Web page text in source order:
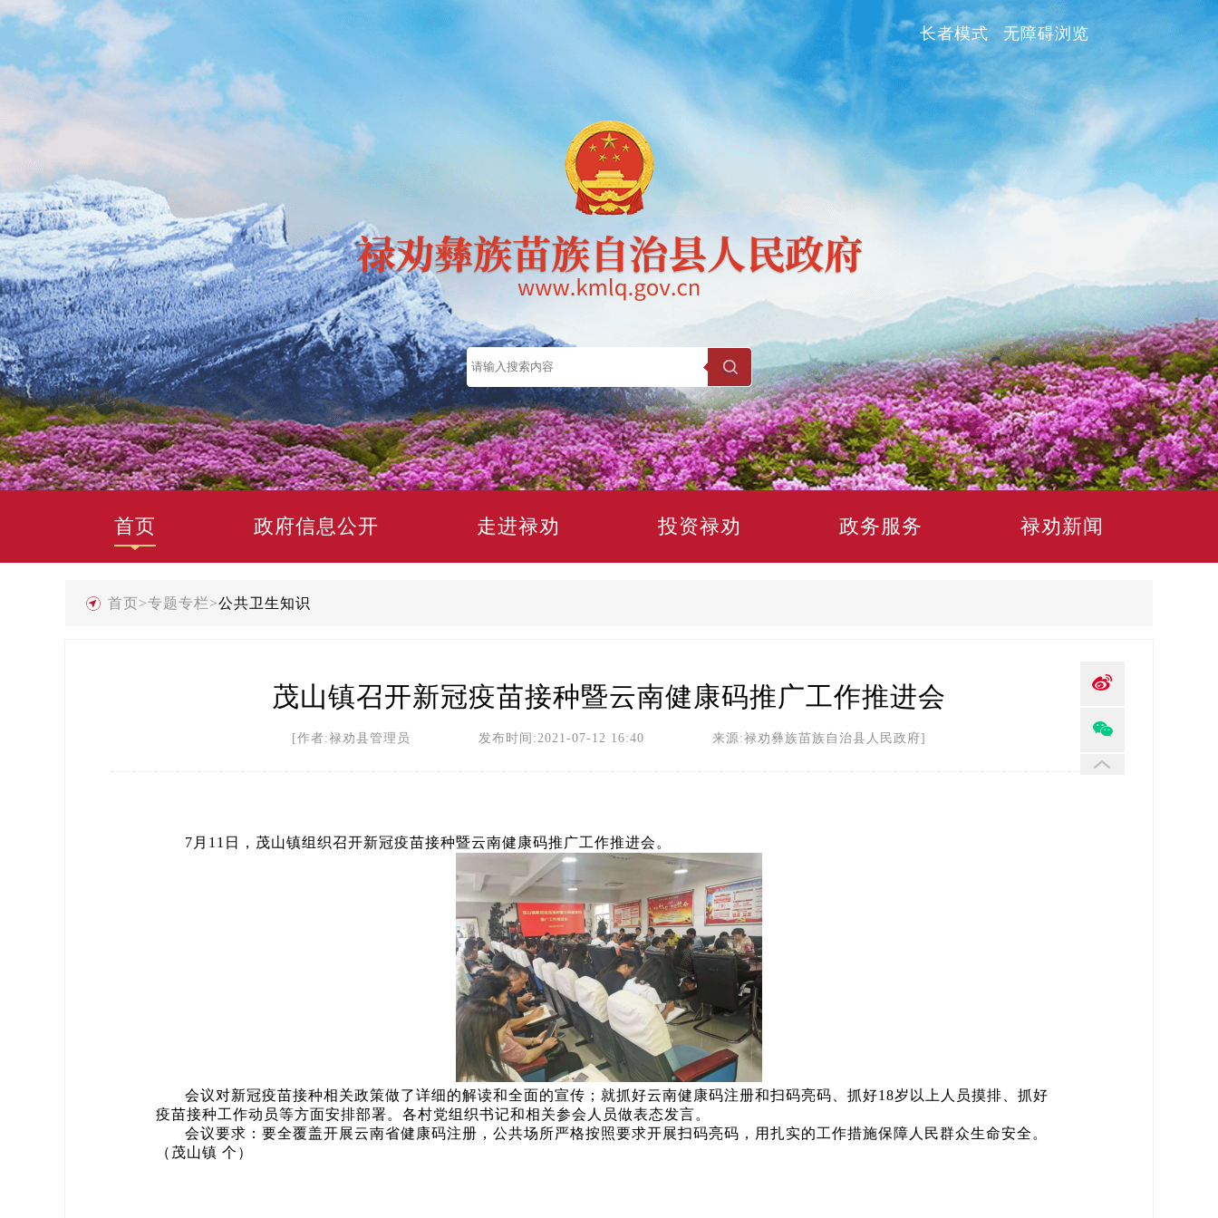
无障碍浏览
长者模式
首页 政府信息公开 走进禄劝 投资禄劝 政务服务 禄劝新闻
首页>专题专栏>公共卫生知识
茂山镇召开新冠疫苗接种暨云南健康码推广工作推进会
[作者:禄劝县管理员 发布时间:2021-07-12 16:40 来源:禄劝彝族苗族自治县人民政府]
7月11日，茂山镇组织召开新冠疫苗接种暨云南健康码推广工作推进会。
会议对新冠疫苗接种相关政策做了详细的解读和全面的宣传；就抓好云南健康码注册和扫码亮码、抓好18岁以上人员摸排、抓好
疫苗接种工作动员等方面安排部署。各村党组织书记和相关参会人员做表态发言。
会议要求：要全覆盖开展云南省健康码注册，公共场所严格按照要求开展扫码亮码，用扎实的工作措施保障人民群众生命安全。
（茂山镇 个）